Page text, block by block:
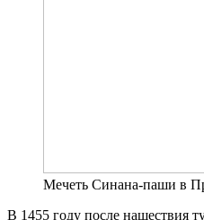
Мечеть Синана-паши в
В 1455 году после нашествия